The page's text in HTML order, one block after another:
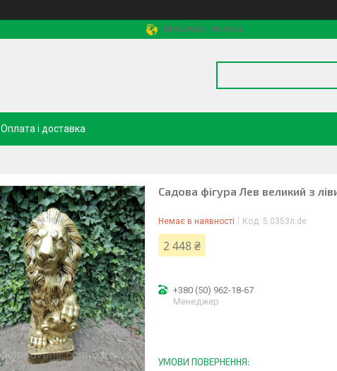
Миколаїв, Україна
Оплата і доставка
Садова фігура Лев великий з
Немає в наявності Код: 5.0353л.de
2 448 ₴
+380 (50) 962-18-67
Менеджер